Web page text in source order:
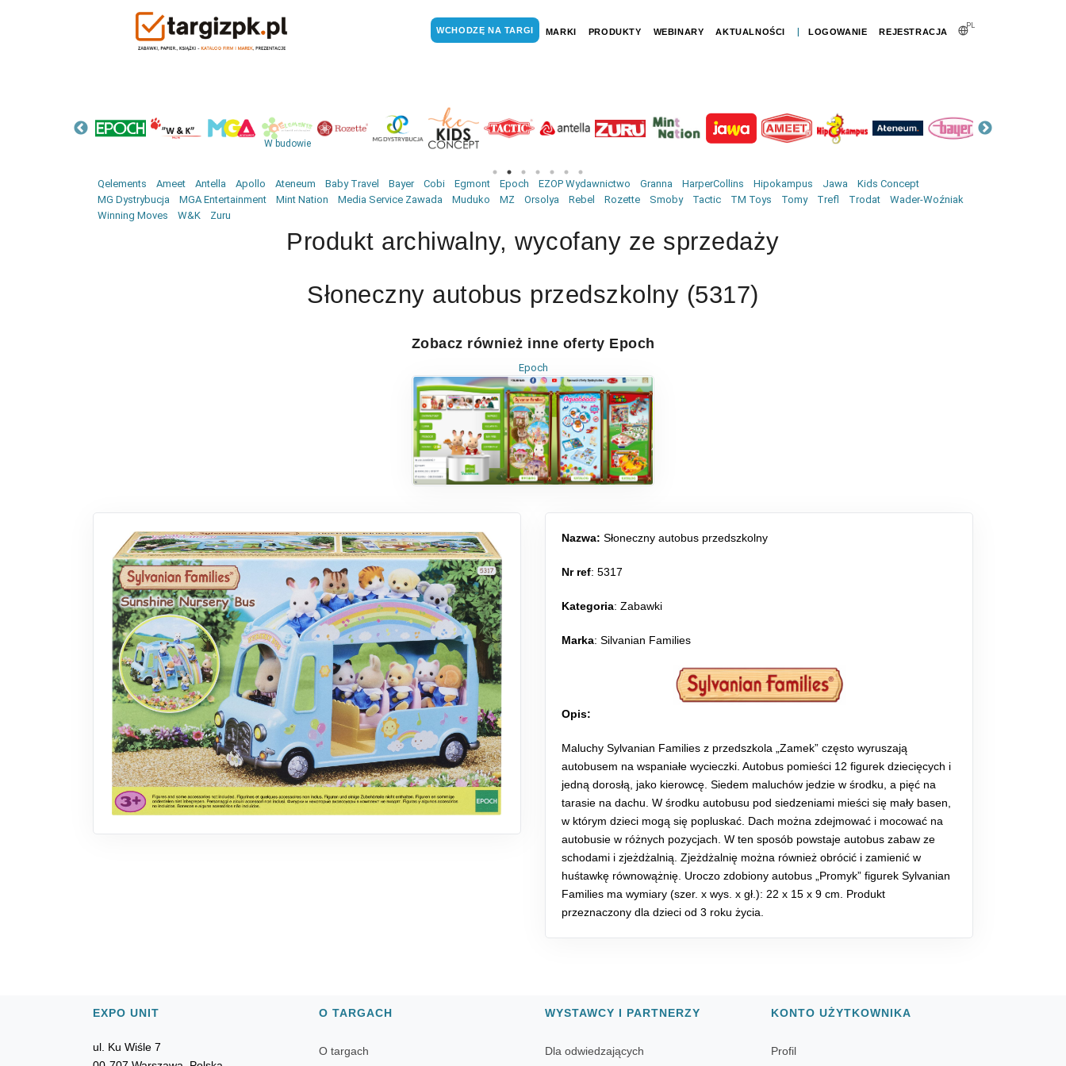
PL
WCHODZĘ NA TARGI MARKI PRODUKTY WEBINARY AKTUALNOŚCI | LOGOWANIE REJESTRACJA
W budowie
Qelements Ameet Antella Apollo Ateneum Baby Travel Bayer Cobi Egmont Epoch EZOP Wydawnictwo Granna HarperCollins Hipokampus Jawa
Kids Concept
MG Dystrybucja
MGA Entertainment Mint Nation Media Service Zawada Muduko MZ Orsolya Rebel Rozette Smoby Tactic TM Toys Tomy Trefl Trodat
Wader-Woźniak
Winning Moves
W&K Zuru
Produkt archiwalny, wycofany ze sprzedaży
Słoneczny autobus przedszkolny (5317)
Zobacz również inne oferty Epoch
Epoch
Nazwa: Słoneczny autobus przedszkolny
Nr ref: 5317
Kategoria: Zabawki
Marka: Silvanian Families
Opis:
Maluchy Sylvanian Families z przedszkola „Zamek” często wyruszają
autobusem na wspaniałe wycieczki. Autobus pomieści 12 figurek dziecięcych i
jedną dorosłą, jako kierowcę. Siedem maluchów jedzie w środku, a pięć na
tarasie na dachu. W środku autobusu pod siedzeniami mieści się mały basen,
w którym dzieci mogą się popluskać. Dach można zdejmować i mocować na
autobusie w różnych pozycjach. W ten sposób powstaje autobus zabaw ze
schodami i zjeżdżalnią. Zjeżdżalnię można również obrócić i zamienić w
huśtawkę równowążnię. Uroczo zdobiony autobus „Promyk” figurek Sylvanian
Families ma wymiary (szer. x wys. x gł.): 22 x 15 x 9 cm. Produkt
przeznaczony dla dzieci od 3 roku życia.
EXPO UNIT
ul. Ku Wiśle 7
O TARGACH
O targach
WYSTAWCY I PARTNERZY
Dla odwiedzających
KONTO UŻYTKOWNIKA
Profil